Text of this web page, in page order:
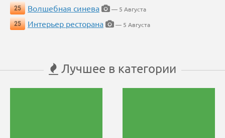
25
Волшебная синева
— 5 Августа
25
Интерьер ресторана — 5 Августа
Лучшее в категории